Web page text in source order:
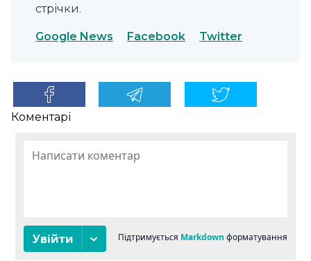
стрічки.
Google News Facebook Twitter
Коментарі